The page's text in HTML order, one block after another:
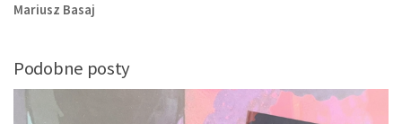
Mariusz Basaj
Podobne posty